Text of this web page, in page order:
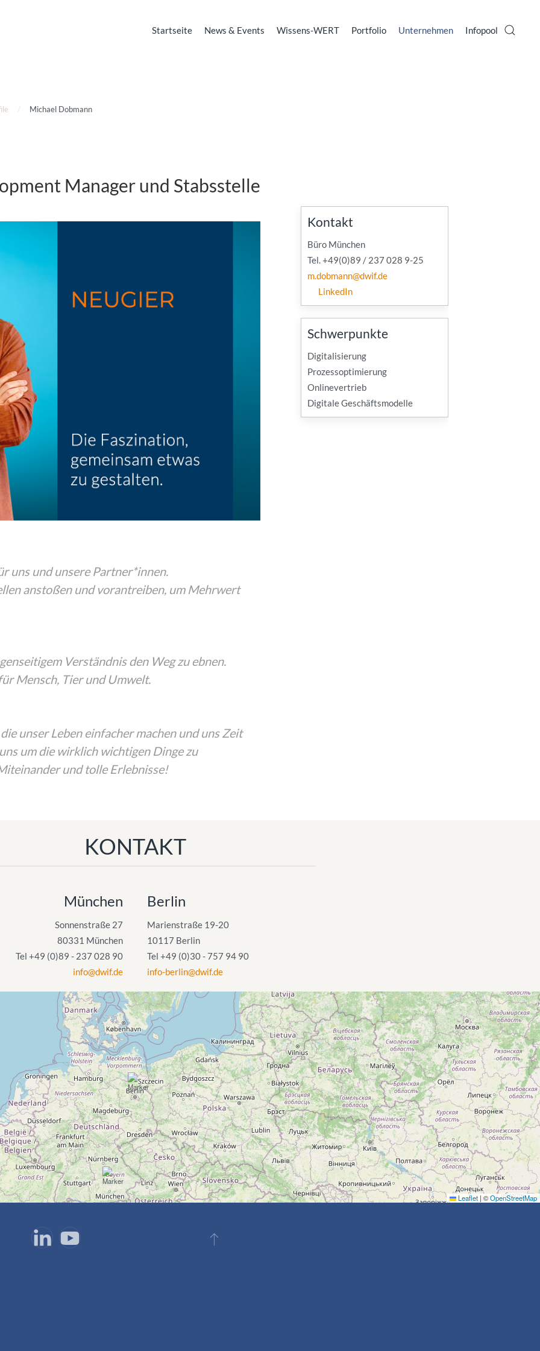
Startseite News & Events Wissens-WERT Portfolio Unternehmen Infopool
Michael Dobmann
Kontakt
Büro München
Tel. +49(0)89 / 237 028 9-25
m.dobmann@dwif.de
LinkedIn
Schwerpunkte
Digitalisierung
Prozessoptimierung
Onlinevertrieb
Digitale Geschäftsmodelle
Manager und Stabsstelle
uns und unsere Partner*innen.
anstoßen und vorantreiben, um Mehrwert
Verständnis den Weg zu ebnen.
Mensch, Tier und Umwelt.
unser Leben einfacher machen und uns Zeit
um die wirklich wichtigen Dinge zu
und tolle Erlebnisse!
KONTAKT
München
Sonnenstraße 27
80331 München
Tel +49 (0)89 - 237 028 90
info@dwif.de
Berlin
Marienstraße 19-20
10117 Berlin
Tel +49 (0)30 - 757 94 90
info-berlin@dwif.de
Leaflet | ©OpenStreetMap